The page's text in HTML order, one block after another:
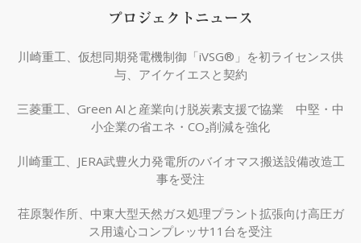
プロジェクトニュース
川崎重工、仮想同期発電機制御「iVSG®」を初ライセンス供
与、アイケイエスと契約
三菱重工、Green AIと産業向け脱炭素支援で協業 中堅・中
小企業の省エネ・CO₂削減を強化
川崎重工、JERA武豊火力発電所のバイオマス搬送設備改造工
事を受注
荏原製作所、中東大型天然ガス処理プラント拡張向け高圧ガ
ス用遠心コンプレッサ11台を受注